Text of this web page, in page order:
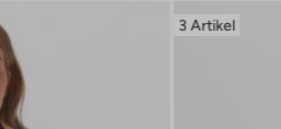
3 Artikel